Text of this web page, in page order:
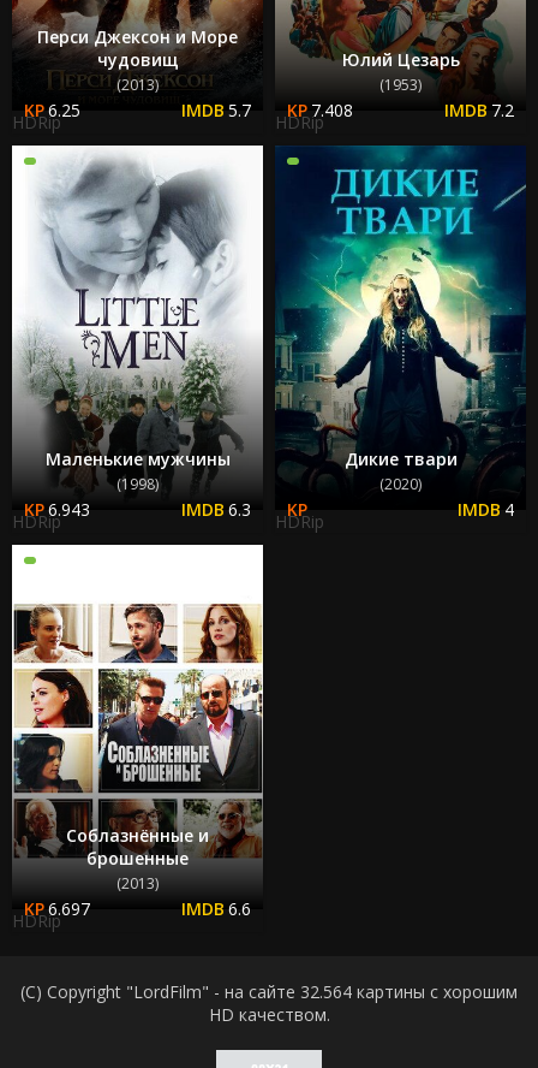
Перси Джексон и Море
чудовищ
(2013)
6.25 5.7
HDRip
Юлий Цезарь
(1953)
7.408 7.2
HDRip
Маленькие мужчины
(1998)
6.943 6.3
HDRip
Дикие твари
(2020)
4
HDRip
Соблазнённые и
брошенные
(2013)
6.697 6.6
HDRip
(C) Copyright "LordFilm" - на сайте 32.564 картины с хорошим
HD качеством.